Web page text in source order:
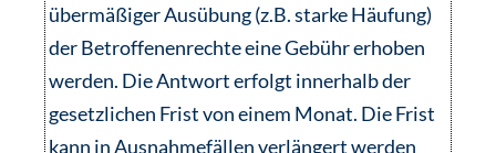
übermäßiger Ausübung (z.B. starke Häufung)
der Betroffenenrechte eine Gebühr erhoben
werden. Die Antwort erfolgt innerhalb der
gesetzlichen Frist von einem Monat. Die Frist
kann in Ausnahmefällen verlängert werden